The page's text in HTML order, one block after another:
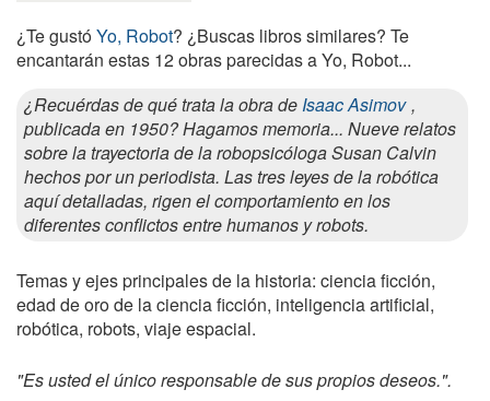
¿Te gustóYo, Robot? ¿Buscas libros similares? Te
encantarán estas 12 obras parecidas a Yo, Robot...
¿Recuérdas de qué trata la obra de Isaac Asimov ,
publicada en 1950? Hagamos memoria... Nueve relatos
sobre la trayectoria de la robopsicóloga Susan Calvin
hechos por un periodista. Las tres leyes de la robótica
aquí detalladas, rigen el comportamiento en los
diferentes conflictos entre humanos y robots.
Temas y ejes principales de la historia: ciencia ficción,
edad de oro de la ciencia ficción, inteligencia artificial,
robótica, robots, viaje espacial.
"Es usted el único responsable de sus propios deseos.".